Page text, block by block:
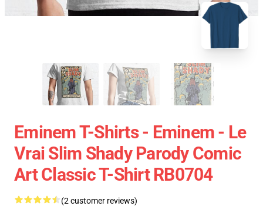
Eminem T-Shirts - Eminem - Le
Vrai Slim Shady Parody Comic
Art Classic T-Shirt RB0704
(2 customer reviews)